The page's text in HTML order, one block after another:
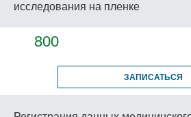
исследования на пленке
800
ЗАПИСАТЬСЯ